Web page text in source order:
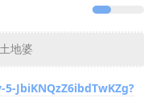
地婆
JbiKNQzZ6ibdTwKZg?